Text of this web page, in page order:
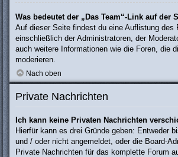
Was bedeutet der „Das Team“-Link auf der
Auf dieser Seite findest du eine Auflistung des
einschließlich der Administratoren, der
auch weitere Informationen wie die Foren, die
moderieren.
Nach oben
Private Nachrichten
Ich kann keine Privaten Nachrichten
Hierfür kann es drei Gründe geben: Entweder
und / oder nicht angemeldet, oder die Board-
Private Nachrichten für das komplette Forum